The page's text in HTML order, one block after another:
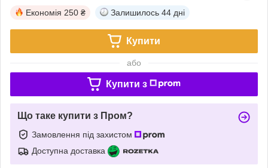
Економія 250 ₴ Залишилось 44 дні
Купити
або
Купити з
Що таке купити з Пром?
Замовлення під захистом
Доступна доставка